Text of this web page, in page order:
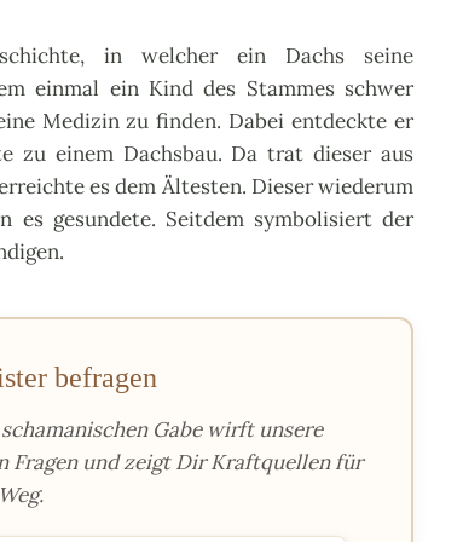
in welcher ein Dachs seine
einmal ein Kind des Stammes schwer
Medizin zu finden. Dabei entdeckte er
zu einem Dachsbau. Da trat dieser aus
es dem Ältesten. Dieser wiederum
es gesundete. Seitdem symbolisiert der
befragen
Gabe wirft unsere
Fragen und zeigt Dir Kraftquellen für